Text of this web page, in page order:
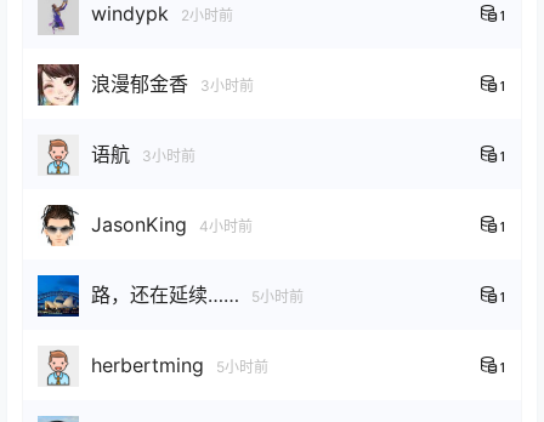
windypk 2小时前 1
浪漫郁金香 3小时前 1
语航 3小时前 1
JasonKing 4小时前 1
路，还在延续…… 5小时前 1
herbertming 5小时前 1